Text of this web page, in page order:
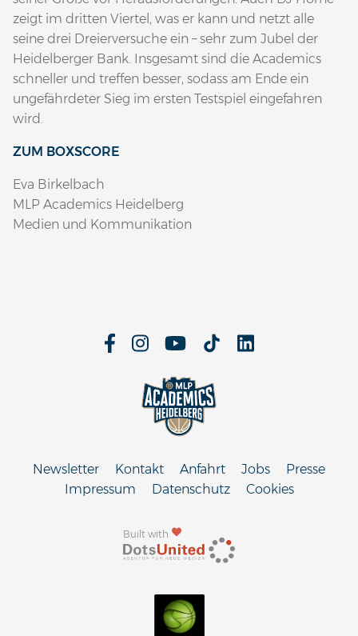
zeigt im dritten Viertel, was er kann und netzt alle
seine drei Dreierversuche ein – sehr zum Jubel der
Heidelberger Bank. Insgesamt sind die Academics
schneller und treffen besser, sodass am Ende ein
ungefährdeter Sieg im ersten Testspiel eingefahren
wird.
ZUM BOXSCORE
Eva Birkelbach
MLP Academics Heidelberg
Medien und Kommunikation
Built with
Newsletter Kontakt Anfahrt Jobs
Presse
Impressum
Datenschutz Cookies